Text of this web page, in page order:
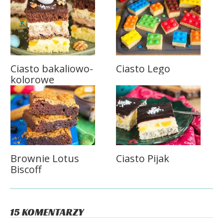
Ciasto bakaliowo-
kolorowe
Ciasto Lego
Brownie Lotus
Biscoff
Ciasto Pijak
15 KOMENTARZY